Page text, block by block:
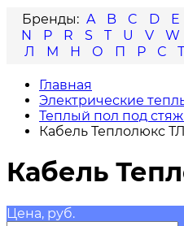
A
B C D E
N
P R S T U V W
Л
М Н О П Р С Т
Главная
Электрические
Теплый пол под
Кабель Теплолюкс
Кабель
Цена, руб.